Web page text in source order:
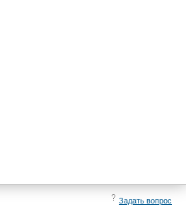
Задать вопрос